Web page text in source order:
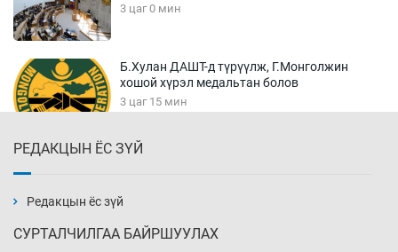
3 цаг 0 мин
Б.Хулан ДАШТ-д түрүүлж, Г.Монголжин
хошой хүрэл медальтан болов
3 цаг 15 мин
3 цаг 30 мин
РЕДАКЦЫН ЁС ЗҮЙ
Редакцын ёс зүй
СУРТАЛЧИЛГАА БАЙРШУУЛАХ